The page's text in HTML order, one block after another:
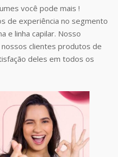
você pode mais !
de experiência no segmento
e linha capilar. Nosso
clientes produtos de
deles em todos os